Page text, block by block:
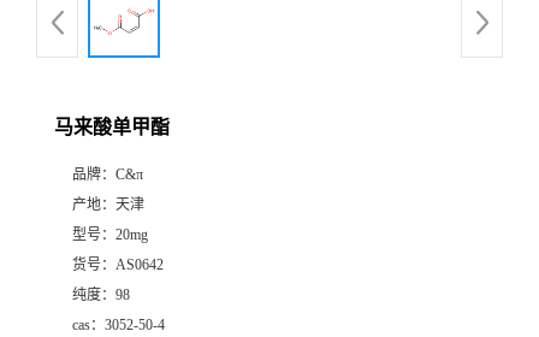
马来酸单甲酯
品牌： C&π
产地： 天津
型号： 20mg
货号： AS0642
纯度： 98
cas： 3052-50-4